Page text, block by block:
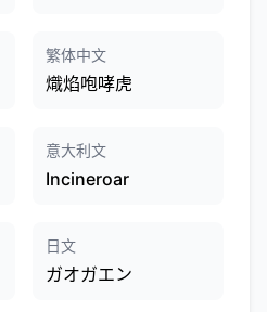
繁体中文
熾焰咆哮虎
意大利文
Incineroar
日文
ガオガエン